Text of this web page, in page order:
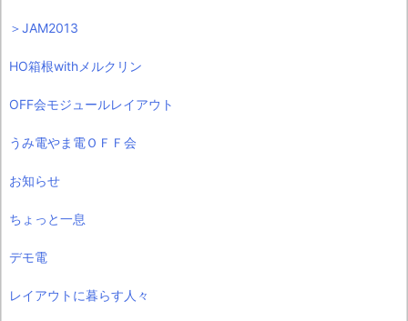
＞JAM2013
HO箱根withメルクリン
OFF会モジュールレイアウト
うみ電やま電ＯＦＦ会
お知らせ
ちょっと一息
デモ電
レイアウトに暮らす人々